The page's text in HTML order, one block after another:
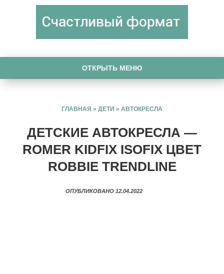
ОТКРЫТЬ МЕНЮ
ГЛАВНАЯ » ДЕТИ » АВТОКРЕСЛА
ДЕТСКИЕ АВТОКРЕСЛА —
ROMER KIDFIX ISOFIX ЦВЕТ
ROBBIE TRENDLINE
ОПУБЛИКОВАНО 12.04.2022